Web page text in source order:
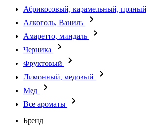
Абрикосовый, карамельный, пряный
Алкоголь, Ваниль
Амаретто, миндаль
Черника
Фруктовый
Лимонный, медовый
Мед
Все ароматы
Бренд